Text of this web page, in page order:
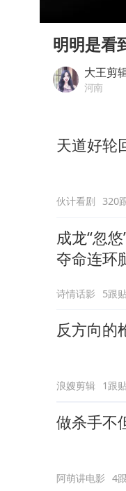
明明是看
大王剪
河南
天道好轮
伙计看剧 320
成龙“忽
夺命连环
诗情话影 5跟
反方向的
浪嫂剪辑 1跟
做杀手不
阿萌讲电影 4